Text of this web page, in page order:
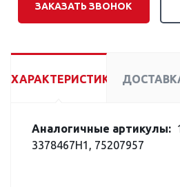
ЗАКАЗАТЬ ЗВОНОК
ХАРАКТЕРИСТИКИ
Аналогичные артикулы:
3378467H1, 75207957